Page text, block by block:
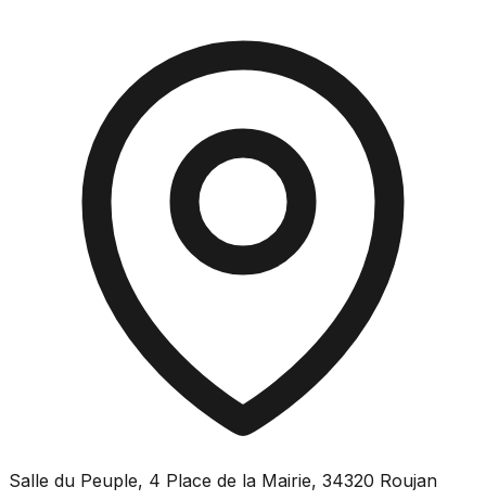
Salle du Peuple, 4 Place de la Mairie, 34320 Roujan